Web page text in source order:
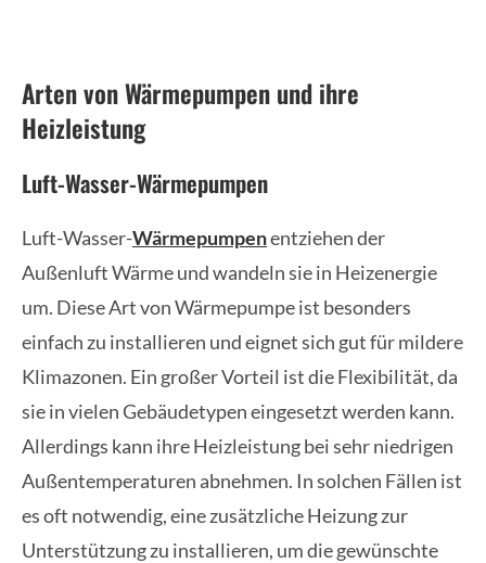
Arten von Wärmepumpen und ihre
Heizleistung
Luft-Wasser-Wärmepumpen
Luft-Wasser-Wärmepumpenentziehen der
Außenluft Wärme und wandeln sie in Heizenergie
um. Diese Art von Wärmepumpe ist besonders
einfach zu installieren und eignet sich gut für mildere
Klimazonen. Ein großer Vorteil ist die Flexibilität, da
sie in vielen Gebäudetypen eingesetzt werden kann.
Allerdings kann ihre Heizleistung bei sehr niedrigen
Außentemperaturen abnehmen. In solchen Fällen ist
es oft notwendig, eine zusätzliche Heizung zur
Unterstützung zu installieren, um die gewünschte